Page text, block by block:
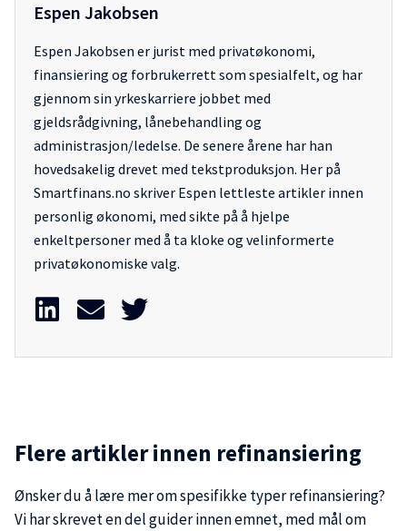
Espen Jakobsen
Espen Jakobsen er jurist med privatøkonomi,
finansiering og forbrukerrett som spesialfelt, og har
gjennom sin yrkeskarriere jobbet med
gjeldsrådgivning, lånebehandling og
administrasjon/ledelse. De senere årene har han
hovedsakelig drevet med tekstproduksjon. Her på
Smartfinans.no skriver Espen lettleste artikler innen
personlig økonomi, med sikte på å hjelpe
enkeltpersoner med å ta kloke og velinformerte
privatøkonomiske valg.
Flere artikler innen refinansiering
Ønsker du å lære mer om spesifikke typer refinansiering?
Vi har skrevet en del guider innen emnet, med mål om